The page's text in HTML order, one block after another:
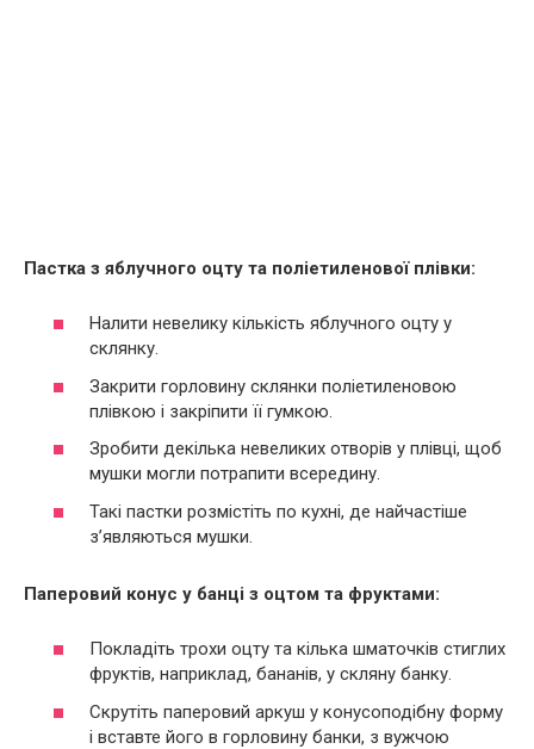
Пастка з яблучного оцту та поліетиленової плівки:
Налити невелику кількість яблучного оцту у
склянку.
Закрити горловину склянки поліетиленовою
плівкою і закріпити її гумкою.
Зробити декілька невеликих отворів у плівці, щоб
мушки могли потрапити всередину.
Такі пастки розмістіть по кухні, де найчастіше
з’являються мушки.
Паперовий конус у банці з оцтом та фруктами:
Покладіть трохи оцту та кілька шматочків стиглих
фруктів, наприклад, бананів, у скляну банку.
Скрутіть паперовий аркуш у конусоподібну форму
і вставте його в горловину банки, з вужчою